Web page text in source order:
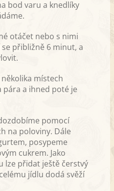
bod varu a knedlíky
otáčet nebo s nimi
přibližně 6 minut, a
místech
pára a ihned poté je
pomocí
na poloviny. Dále
posypeme
cukrem. Jako
lze přidat ještě čerstvý
jídlu dodá svěží